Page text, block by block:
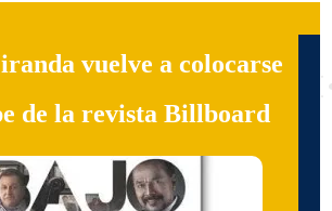
vuelve a colocarse
de la revista Billboard